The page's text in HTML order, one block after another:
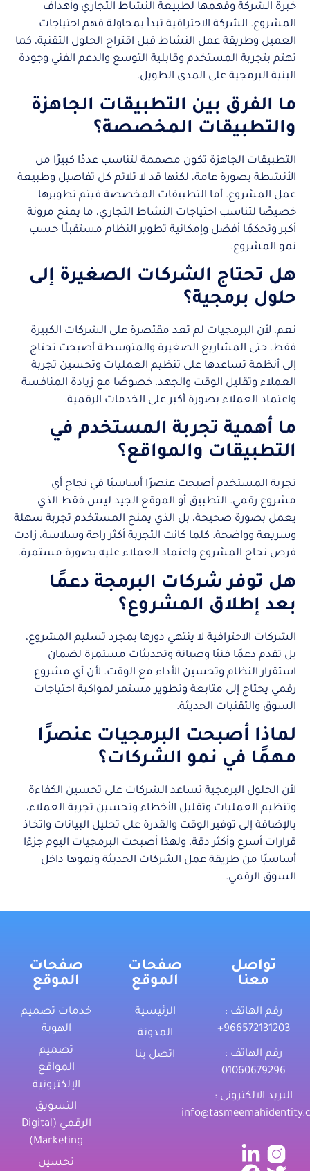
خبرة الشركة وفهمها لطبيعة النشاط التجاري وأهداف
المشروع. الشركة الاحترافية تبدأ بمحاولة فهم احتياجات
العميل وطريقة عمل النشاط قبل اقتراح الحلول التقنية، كما
تهتم بتجربة المستخدم وقابلية التوسع والدعم الفني وجودة
البنية البرمجية على المدى الطويل.
ما الفرق بين التطبيقات الجاهزة
والتطبيقات المخصصة؟
التطبيقات الجاهزة تكون مصممة لتناسب عددًا كبيرًا من
الأنشطة بصورة عامة، لكنها قد لا تلائم كل تفاصيل وطبيعة
عمل المشروع. أما التطبيقات المخصصة فيتم تطويرها
خصيصًا لتناسب احتياجات النشاط التجاري، ما يمنح مرونة
أكبر وتحكمًا أفضل وإمكانية تطوير النظام مستقبلًا حسب
نمو المشروع.
هل تحتاج الشركات الصغيرة إلى
حلول برمجية؟
نعم، لأن البرمجيات لم تعد مقتصرة على الشركات الكبيرة
فقط. حتى المشاريع الصغيرة والمتوسطة أصبحت تحتاج
إلى أنظمة تساعدها على تنظيم العمليات وتحسين تجربة
العملاء وتقليل الوقت والجهد، خصوصًا مع زيادة المنافسة
واعتماد العملاء بصورة أكبر على الخدمات الرقمية.
ما أهمية تجربة المستخدم في
التطبيقات والمواقع؟
تجربة المستخدم أصبحت عنصرًا أساسيًا في نجاح أي
مشروع رقمي. التطبيق أو الموقع الجيد ليس فقط الذي
يعمل بصورة صحيحة، بل الذي يمنح المستخدم تجربة سهلة
وسريعة وواضحة. كلما كانت التجربة أكثر راحة وسلاسة، زادت
فرص نجاح المشروع واعتماد العملاء عليه بصورة مستمرة.
هل توفر شركات البرمجة دعمًا
بعد إطلاق المشروع؟
الشركات الاحترافية لا ينتهي دورها بمجرد تسليم المشروع،
بل تقدم دعمًا فنيًا وصيانة وتحديثات مستمرة لضمان
استقرار النظام وتحسين الأداء مع الوقت. لأن أي مشروع
رقمي يحتاج إلى متابعة وتطوير مستمر لمواكبة احتياجات
السوق والتقنيات الحديثة.
لماذا أصبحت البرمجيات عنصرًا
مهمًا في نمو الشركات؟
لأن الحلول البرمجية تساعد الشركات على تحسين الكفاءة
وتنظيم العمليات وتقليل الأخطاء وتحسين تجربة العملاء،
بالإضافة إلى توفير الوقت والقدرة على تحليل البيانات واتخاذ
قرارات أسرع وأكثر دقة. ولهذا أصبحت البرمجيات اليوم جزءًا
أساسيًا من طريقة عمل الشركات الحديثة ونموها داخل
السوق الرقمي.
تواصل
معنا
رقم الهاتف :
‎+966572131203
رقم الهاتف :
01060679296
البريد الالكترونى :
صفحات
الموقع
الرئيسية
المدونة
اتصل بنا
صفحات
الموقع
خدمات تصميم
الهوية
تصميم
المواقع
الإلكترونية
التسويق
الرقمي (Digital
Marketing)
تحسين